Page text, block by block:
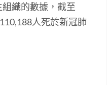
織的數據，截至
人死於新冠肺